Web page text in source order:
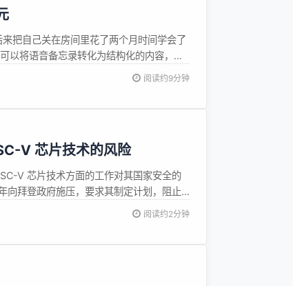
把自己关在房间里花了两个月时间学会了
以将语音备忘录转化为结构化的内容，月
只上了一个月就退学了，他尝试了很多
阅读约9分钟
V 芯片技术的风险
V 芯片技术方面的工作对其国家安全的
向拜登政府施压，要求其制定计划，阻止
日前所看到一封“致美国立法者的信”中，
商务部门是否采取适当行动来有效解决任
阅读约2分钟